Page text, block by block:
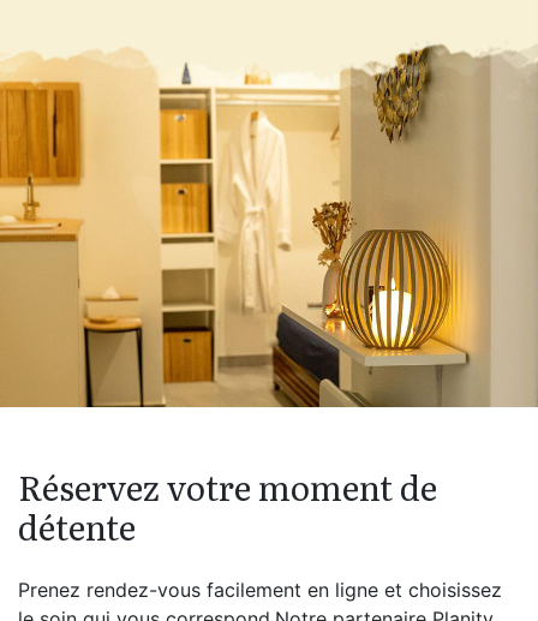
Réservez votre moment de
détente
Prenez rendez-vous facilement en ligne et choisissez